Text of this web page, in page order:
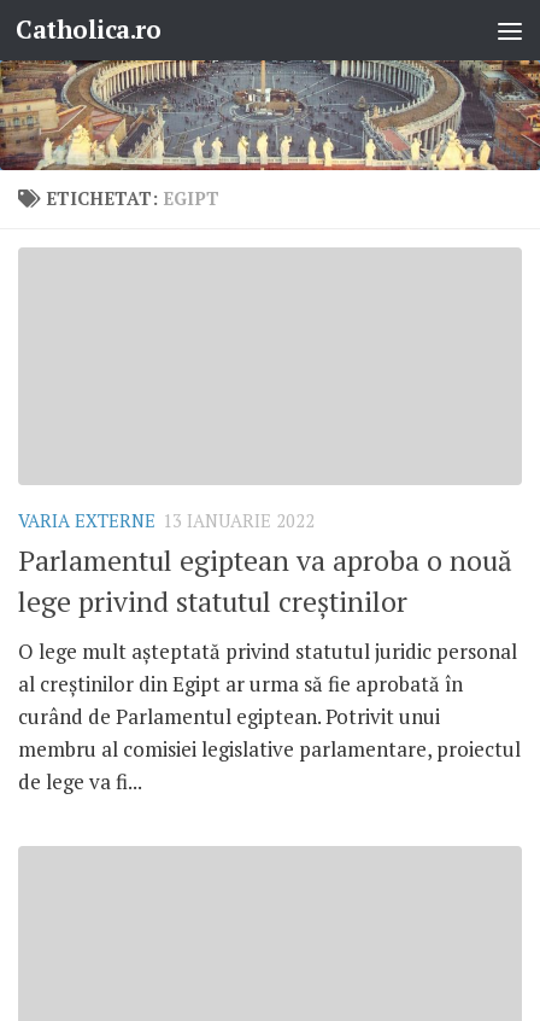
Skip to content
Catholica.ro
ETICHETAT: EGIPT
VARIA EXTERNE 13 IANUARIE 2022
Parlamentul egiptean va aproba o nouă
lege privind statutul creștinilor
O lege mult așteptată privind statutul juridic personal
al creștinilor din Egipt ar urma să fie aprobată în
curând de Parlamentul egiptean. Potrivit unui
membru al comisiei legislative parlamentare, proiectul
de lege va fi...